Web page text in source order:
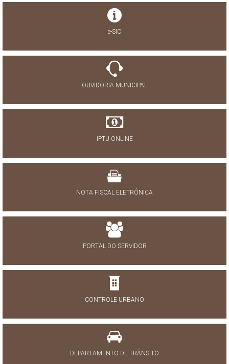
e-SIC
OUVIDORIA MUNICIPAL
IPTU ONLINE
NOTA FISCAL ELETRÔNICA
PORTAL DO SERVIDOR
CONTROLE URBANO
DEPARTAMENTO DE TRÂNSITO